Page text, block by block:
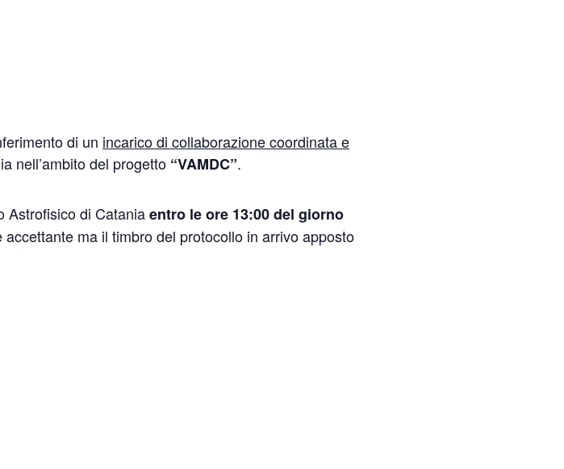
di un incarico di collaborazione coordinata e
nell’ambito del progetto “VAMDC”.
Astrofisico di Cataniaentro le ore 13:00 del giorno
ma il timbro del protocollo in arrivo apposto